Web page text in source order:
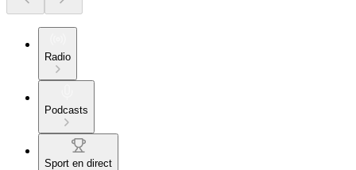
Radio
Podcasts
Sport en direct